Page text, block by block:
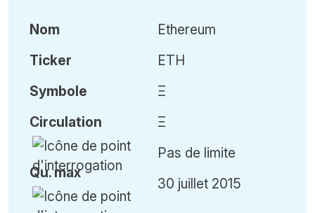
Nom
Ticker
Symbole
Circulation
Qu.max
Ethereum
ETH
Ξ
Ξ
Pas de limite
30 juillet 2015